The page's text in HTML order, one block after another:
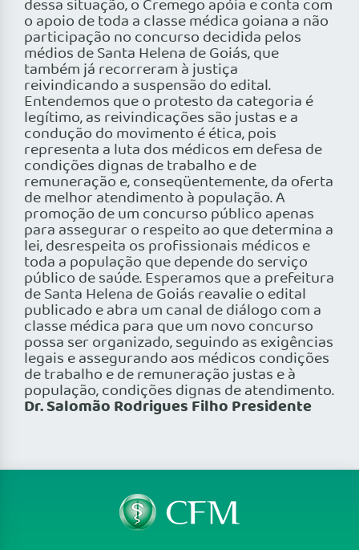
dessa situação, o Cremego apóia e conta com
o apoio de toda a classe médica goiana a não
participação no concurso decidida pelos
médios de Santa Helena de Goiás, que
também já recorreram à justiça
reivindicando a suspensão do edital.
Entendemos que o protesto da categoria é
legítimo, as reivindicações são justas e a
condução do movimento é ética, pois
representa a luta dos médicos em defesa de
condições dignas de trabalho e de
remuneração e, conseqüentemente, da oferta
de melhor atendimento à população. A
promoção de um concurso público apenas
para assegurar o respeito ao que determina a
lei, desrespeita os profissionais médicos e
toda a população que depende do serviço
público de saúde. Esperamos que a prefeitura
de Santa Helena de Goiás reavalie o edital
publicado e abra um canal de diálogo com a
classe médica para que um novo concurso
possa ser organizado, seguindo as exigências
legais e assegurando aos médicos condições
de trabalho e de remuneração justas e à
população, condições dignas de atendimento.
Dr. Salomão Rodrigues Filho Presidente